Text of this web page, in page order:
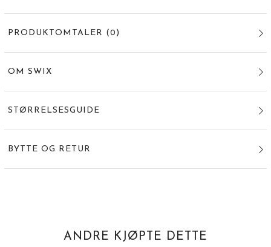
PRODUKTOMTALER (0 )
OM SWIX
STØRRELSESGUIDE
BYTTE OG RETUR
ANDRE KJØPTE DETTE